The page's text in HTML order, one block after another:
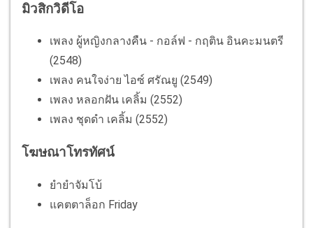
มิวสิกวิดีโอ
เพลง ผู้หญิงกลางคืน - กอล์ฟ - กฤติน อินคะมนตรี
(2548)
เพลง คนใจง่าย ไอซ์ ศรัณยู (2549)
เพลง หลอกฝัน เคลิ้ม (2552)
เพลง ชุดดำ เคลิ้ม (2552)
โฆษณาโทรทัศน์
ยำยำจัมโบ้
แคตตาล็อก Friday